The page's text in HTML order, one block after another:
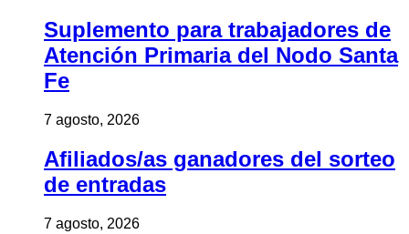
Suplemento para trabajadores de
Atención Primaria del Nodo Santa
Fe
7 agosto, 2026
Afiliados/as ganadores del sorteo
de entradas
7 agosto, 2026